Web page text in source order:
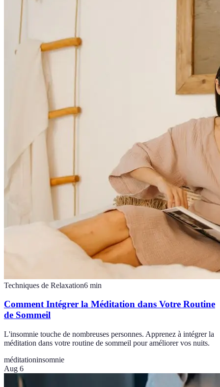
Techniques de Relaxation6 min
Comment Intégrer la Méditation dans Votre Routine
de Sommeil
L'insomnie touche de nombreuses personnes. Apprenez à intégrer la
méditation dans votre routine de sommeil pour améliorer vos nuits.
méditationinsomnie
Aug 6